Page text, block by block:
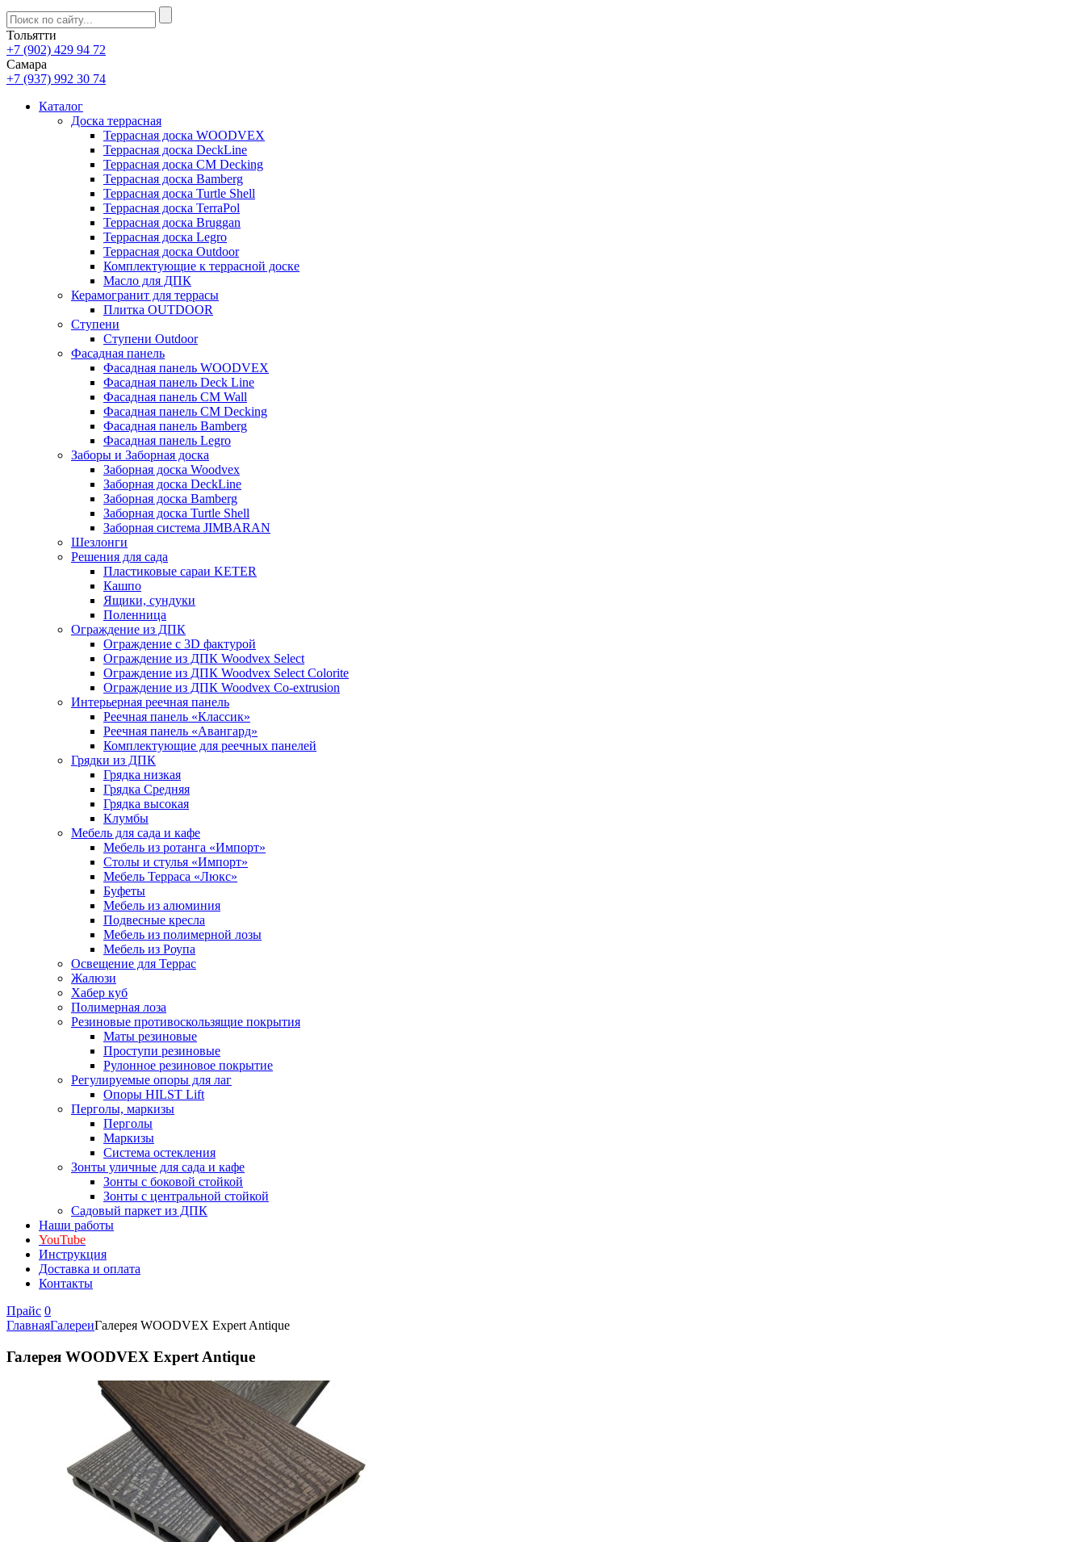
Тольятти
+7 (902) 429 94 72
Самара
+7 (937) 992 30 74
Каталог
Доска террасная
Террасная доска WOODVEX
Террасная доска DeckLine
Террасная доска CM Decking
Террасная доска Bamberg
Террасная доска Turtle Shell
Террасная доска TerraPol
Террасная доска Bruggan
Террасная доска Legro
Террасная доска Outdoor
Комплектующие к террасной доске
Масло для ДПК
Керамогранит для террасы
Плитка OUTDOOR
Ступени
Ступени Outdoor
Фасадная панель
Фасадная панель WOODVEX
Фасадная панель Deck Line
Фасадная панель CM Wall
Фасадная панель CM Decking
Фасадная панель Bamberg
Фасадная панель Legro
Заборы и Заборная доска
Заборная доска Woodvex
Заборная доска DeckLine
Заборная доска Bamberg
Заборная доска Turtle Shell
Заборная система JIMBARAN
Шезлонги
Решения для сада
Пластиковые сараи KETER
Кашпо
Ящики, сундуки
Поленница
Ограждение из ДПК
Ограждение с 3D фактурой
Ограждение из ДПК Woodvex Select
Ограждение из ДПК Woodvex Select Colorite
Ограждение из ДПК Woodvex Co-extrusion
Интерьерная реечная панель
Реечная панель «Классик»
Реечная панель «Авангард»
Комплектующие для реечных панелей
Грядки из ДПК
Грядка низкая
Грядка Средняя
Грядка высокая
Клумбы
Мебель для сада и кафе
Мебель из ротанга «Импорт»
Столы и стулья «Импорт»
Мебель Терраса «Люкс»
Буфеты
Мебель из алюминия
Подвесные кресла
Мебель из полимерной лозы
Мебель из Роупа
Освещение для Террас
Жалюзи
Хабер куб
Полимерная лоза
Резиновые противоскользящие покрытия
Маты резиновые
Проступи резиновые
Рулонное резиновое покрытие
Регулируемые опоры для лаг
Опоры HILST Lift
Перголы, маркизы
Перголы
Маркизы
Система остекления
Зонты уличные для сада и кафе
Зонты с боковой стойкой
Зонты с центральной стойкой
Садовый паркет из ДПК
Наши работы
YouTube
Инструкция
Доставка и оплата
Контакты
Прайс 0
ГлавнаяГалереиГалерея WOODVEX Expert Antique
Галерея WOODVEX Expert Antique